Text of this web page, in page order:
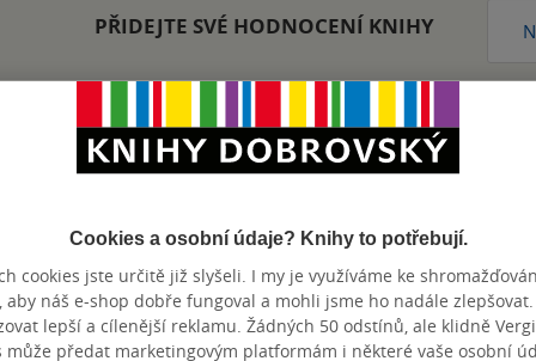
PŘIDEJTE SVÉ HODNOCENÍ KNIHY
Recepty jsou srozumitelně napsané, mají šmrnc a jsou
Líbilo se mi také propojení s valašskou tradicí a textové
rodinu a díky téhle knížce mám nové nápady, které doma
Ano
Cookies a osobní údaje? Knihy to potřebují.
cookies jste určitě již slyšeli. I my je využíváme ke
aby náš e-shop dobře fungoval a mohli jsme ho nadále zlepšovat.
lepší a cílenější reklamu. Žádných 50 odstínů, ale klidně
může předat marketingovým platformám i některé vaše osobní